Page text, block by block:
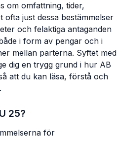
om omfattning, tider,
just dessa bestämmelser
och felaktiga antaganden
i form av pengar och i
mellan parterna. Syftet med
dig en trygg grund i hur AB
att du kan läsa, förstå och
25?
för